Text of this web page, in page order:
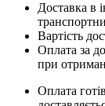
Доставка в
Вартість
Оплата за
при
Оплата